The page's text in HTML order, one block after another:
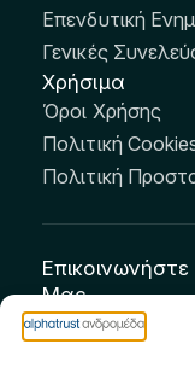
Επενδυτική
Γενικές
Χρήσιμα
Όροι Χρήσης
Πολιτική
Πολιτική
Μας